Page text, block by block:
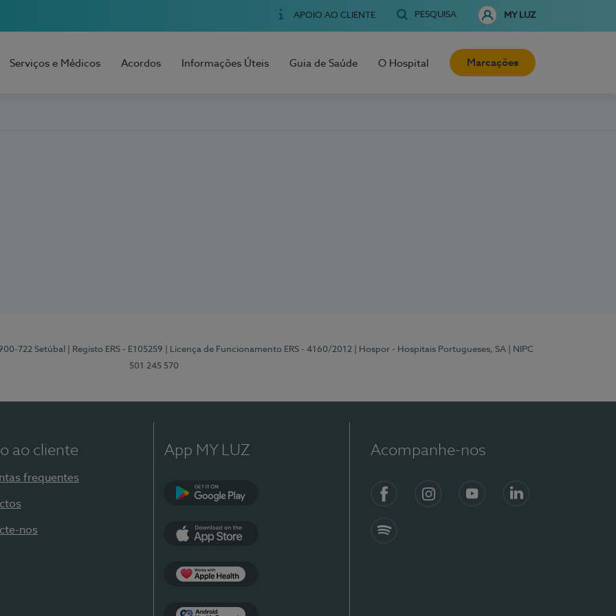
APOIO AO CLIENTE PESQUISA MY LUZ
Serviços e Médicos Acordos Informações Úteis Guia de Saúde O Hospital Marcações
722 Setúbal | Registo ERS - E105259 | Licença de Funcionamento ERS - 4160/2012 | Hospor - Hospitais Portugueses, SA
| NIPC
501 245 570
ao cliente
frequentes
nos
App MY LUZ Acompanhe-nos